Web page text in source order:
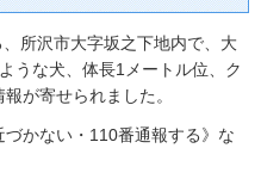
所沢市大字坂之下地内で、大
うな犬、体長1メートル位、ク
が寄せられました。
かない・110番通報する》な